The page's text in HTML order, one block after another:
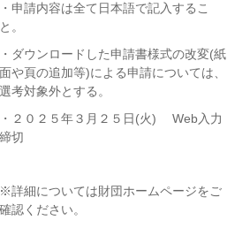
・申請内容は全て日本語で記入するこ
と。
・ダウンロードした申請書様式の改変(紙
面や頁の追加等)による申請については、
選考対象外とする。
・２０２５年３月２５日(火) Web入力
締切
※詳細については財団ホームページをご
確認ください。